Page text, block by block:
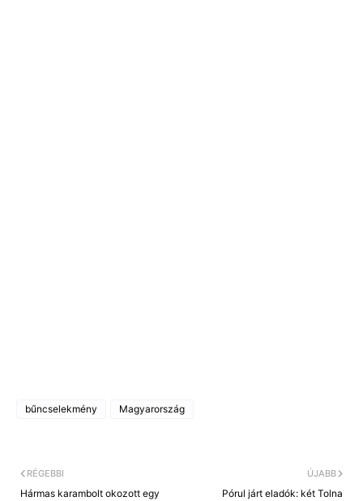
bűncselekmény Magyarország
ÚJABB
Pórul járt eladók: két Tolna
RÉGEBBI
Hármas karambolt okozott egy